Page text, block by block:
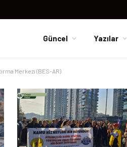
Güncel Yazılar
Merkezi (BES-AR)